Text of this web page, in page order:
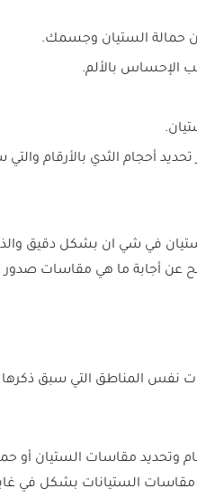
حمالة الستيان وجسمك.
الإحساس بالألم.
أحجام الثدي بالأرقام
عن أجابة ما هي مقاسات صدور
نفس المناطق التي سبق
مقاسات الستيان أو
مقاسات الستيانات بشكل في